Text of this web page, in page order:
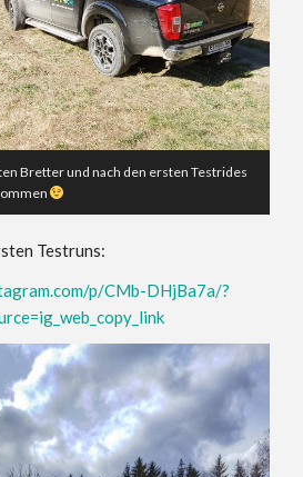
Bretter und nach den ersten Testrides
Testruns:
p/CMb-DHjBa7a/?